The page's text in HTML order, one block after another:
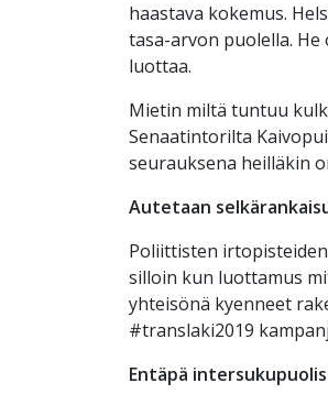
haastava kokemus.
tasa-arvon puolella.
luottaa.
Mietin miltä tuntuu
Senaatintorilta
seurauksena heilläkin
Autetaan
Poliittisten
silloin kun luottamus
yhteisönä kyenneet
#translaki2019
Entäpä